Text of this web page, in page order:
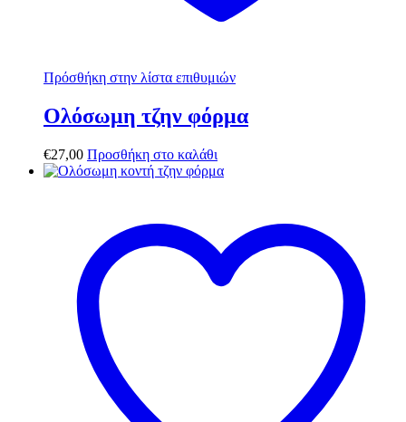
Πρόσθήκη στην λίστα επιθυμιών
Ολόσωμη τζην φόρμα
€27,00 Προσθήκη στο καλάθι